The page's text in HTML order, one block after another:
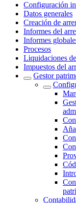
Configuración
Datos generales
Creación de
Informes del
Informes
Procesos
Liquidaciones
Impuestos del
Gestor